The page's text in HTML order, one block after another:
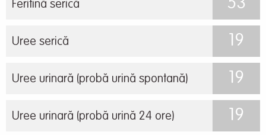
Feritină serică 53
Uree serică 19
Uree urinară (probă urină spontană) 19
Uree urinară (probă urină 24 ore) 19